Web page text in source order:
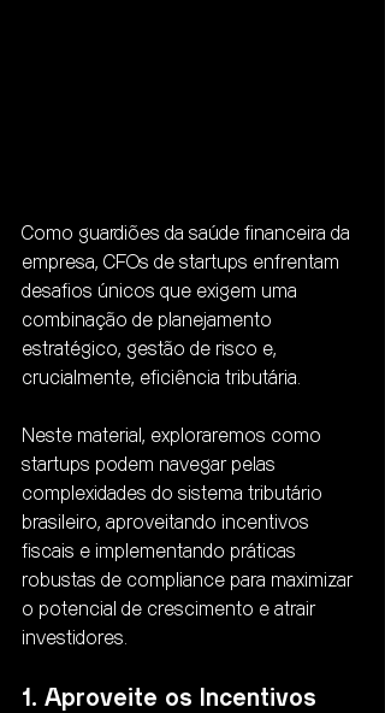
Como guardiões da saúde financeira da
empresa, CFOs de startups enfrentam
desafios únicos que exigem uma
combinação de planejamento
estratégico, gestão de risco e,
crucialmente, eficiência tributária.
Neste material, exploraremos como
startups podem navegar pelas
complexidades do sistema tributário
brasileiro, aproveitando incentivos
fiscais e implementando práticas
robustas de compliance para maximizar
o potencial de crescimento e atrair
investidores.
1. Aproveite os Incentivos